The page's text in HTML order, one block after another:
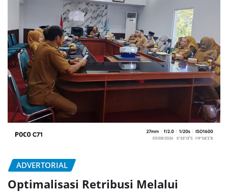
ADVERTORIAL
Optimalisasi Retribusi Melalui